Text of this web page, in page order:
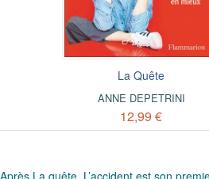
La Quête
ANNE DEPETRINI
12,99 €
. Après La quête L’accident est son